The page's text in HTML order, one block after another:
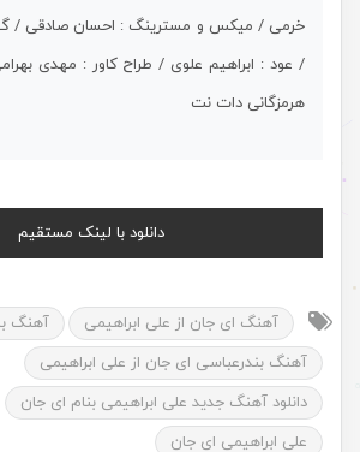
خرمی / میکس و مسترینگ : احسان صادقی /
/ عود : ابراهیم علوی / طراح کاور : مهدی
هرمزگانی دات نت
دانلود با لینک مستقیم
آهنگ ای جان از علی ابراهیمی
آهنگ
آهنگ بندرعباسی ای جان از علی ابراهیمی
دانلود آهنگ جدید علی ابراهیمی بنام ای جان
علی ابراهیمی ای جان